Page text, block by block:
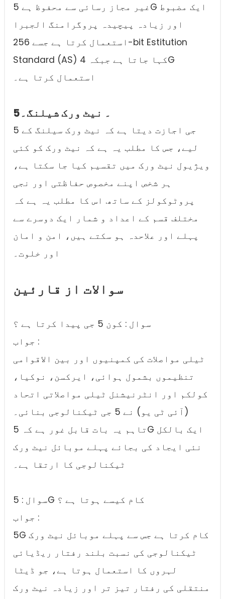
غیر مجاز رسائی سے محفوظ ہے 5G ایک مضبوط
اور زیادہ پیچیدہ پروگرامنگ الجبرا
استعمال کرتا ہے جسے 256-bit Estitution
Standard (AS) کہا جاتا ہے جبکہ 4G
استعمال کرتا ہے۔
5۔ نیٹ ورک شیلنگ۔
5 جی اجازت دیتا ہے کہ نیٹ ورک سیلنگ کے
لیے، جس کا مطلب یہ ہے کہ نیٹ ورک کو کئی
ویژیول نیٹ ورک میں تقسیم کیا جا سکتا ہے،
ہر شخص اپنے مخصوص حفاظتی اور نجی
پروٹوکولز کے ساتھ. اس کا مطلب یہ ہے کہ
مختلف قسم کے اعداد و شمار ایک دوسرے سے
پہلے اور علاحدہ ہو سکتے ہیں، امن و امان
اور خلوت۔
سوالات از قارئین
سوال : کون 5 جی پیدا کرتا ہے ؟
جواب :
ٹیلی مواصلات کی کمپنیوں اور بین الاقوامی
تنظیموں بشمول ہوائی، ایرکسن، نوکیا،
کولکم اور انٹرنیشنل ٹیلی مواصلاتی اتحاد
(آئی ٹی یو) نے 5 جی ٹیکنالوجی بنائی۔
تاہم یہ بات قابل غور ہے کہ 5G ایک بالکل
نئی ایجاد کی بجائے پہلے موبائل نیٹ ورک
ٹیکنالوجی کا ارتقا ہے۔
سوال : 5G کام کیسے ہوتا ہے ؟
جواب :
5G کام کرتا ہے جس سے پہلے موبائل نیٹ ورک
ٹیکنالوجی کی نسبت بلند رفتار ریڈیائی
لہروں کا استعمال ہوتا ہے، جو ڈیٹا
منتقلی کی رفتار تیز تر اور زیادہ نیٹ ورک